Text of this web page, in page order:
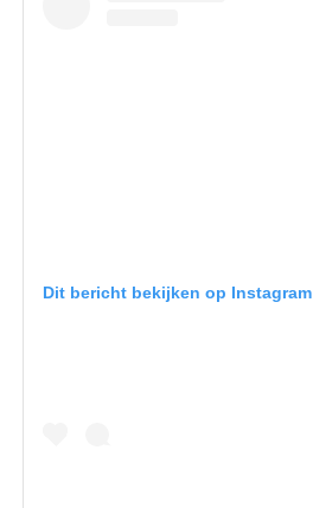
Dit bericht bekijken op Instagram